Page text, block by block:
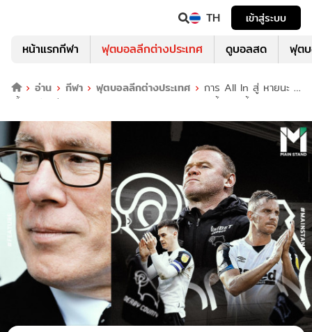
TH เข้าสู่ระบบ
หน้าแรกกีฬา ฟุตบอลลีกต่างประเทศ ดูบอลสด ฟุต
อ่าน กีฬา ฟุตบอลลีกต่างประเทศ
การ All In สู่ หายนะ :
เบื้องหลังเน่าเฟะบนหน้าฉากสุดโรแมนติกของ ดาร์บี้ เคาน์ตี้ | Main